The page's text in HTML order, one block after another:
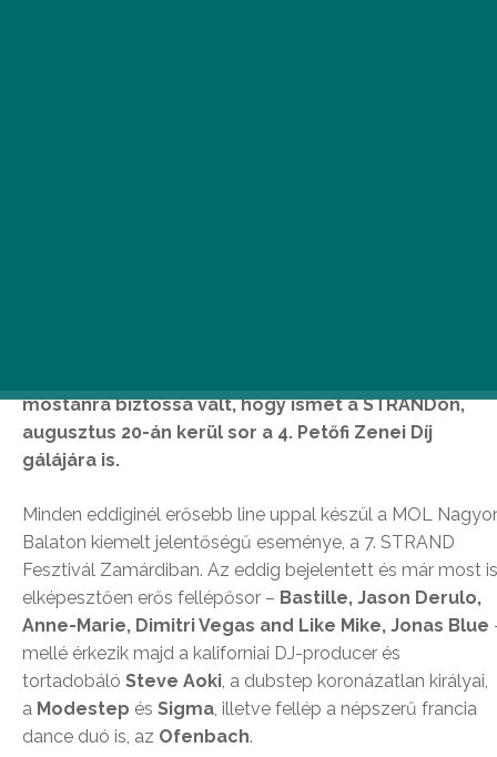
mostanra biztossá vált, hogy ismét a STRANDon,
augusztus 20-án kerül sor a 4. Petőfi Zenei Díj
gálájára is.
Minden eddiginél erősebb line uppal készül a MOL
Balaton kiemelt jelentőségű eseménye, a 7. STRAND
Fesztivál Zamárdiban. Az eddig bejelentett és már most is
elképesztően erős fellépősor – Bastille, Jason Derulo,
Anne-Marie, Dimitri Vegas and Like Mike, Jonas Blue
mellé érkezik majd a kaliforniai DJ-producer és
tortadobáló Steve Aoki, a dubstep koronázatlan királyai,
a Modestep és Sigma, illetve fellép a népszerű francia
dance duó is, az Ofenbach.